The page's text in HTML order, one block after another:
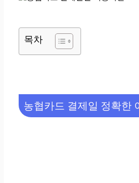
목차
농협카드 결제일 정확한